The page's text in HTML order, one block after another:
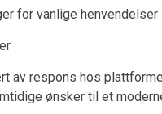
for vanlige henvendelser
av respons hos
ønsker til et